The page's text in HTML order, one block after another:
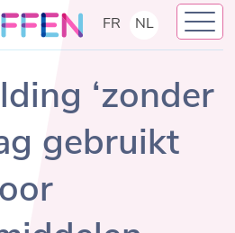
FR NL
‘zonder
gebruikt